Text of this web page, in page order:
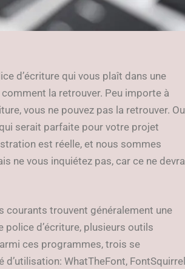
d’écriture qui vous plaît dans une
la retrouver. Peu importe à
vous ne pouvez pas la retrouver. Ou
serait parfaite pour votre projet
est réelle, et nous sommes
ne vous inquiétez pas, car ce ne devra
courants trouvent généralement une
police d’écriture, plusieurs outils
ces programmes, trois se
WhatTheFont, FontSquirrel